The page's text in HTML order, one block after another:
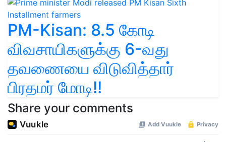
PM-Kisan: 8.5 கோடி
விவசாயிகளுக்கு 6-வது
தவணையை விடுவித்தார்
பிரதமர் மோடி!!
Share your comments